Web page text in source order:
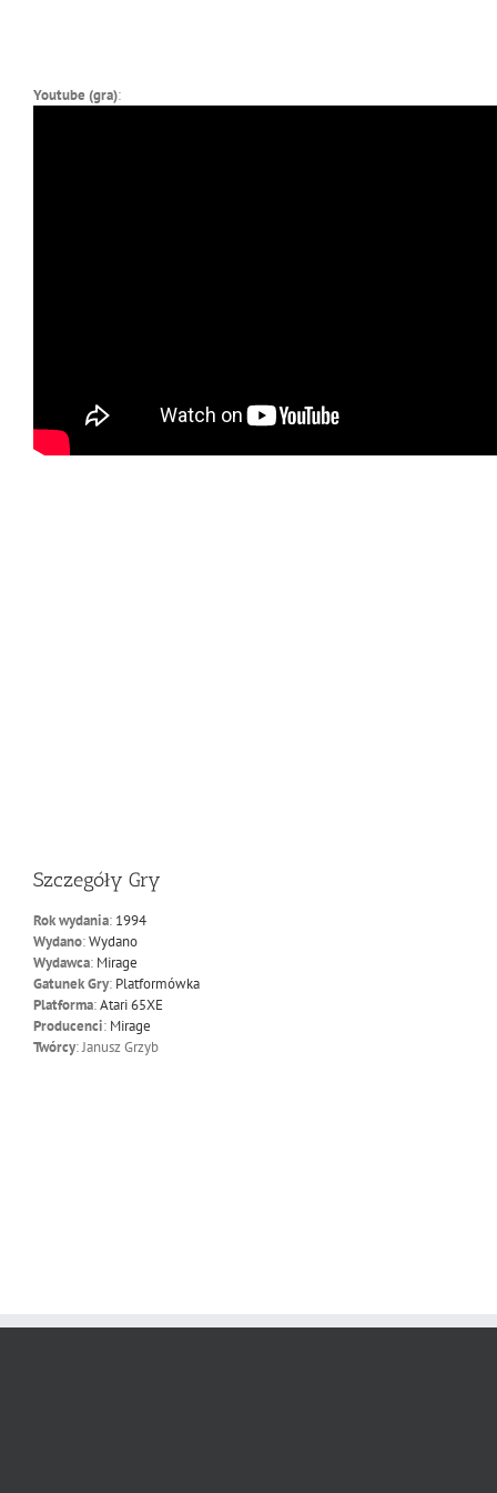
Youtube (gra):
Szczegóły Gry
Rok wydania: 1994
Wydano:Wydano
Wydawca: Mirage
Gatunek Gry: Platformówka
Platforma:Atari 65XE
Producenci: Mirage
Twórcy: Janusz Grzyb